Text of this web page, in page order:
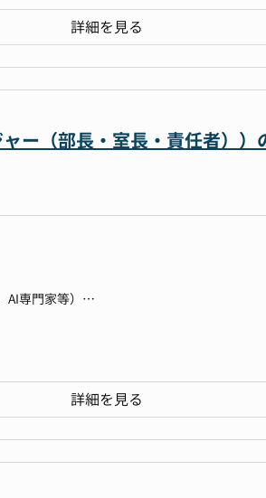
多いため、相談しやすい
価する風土
備に向けた体制強化
ます。
ズです。
きるやりがいのあるポジションです。
わっていただくことも可能で、総合的な人
詳細を見る
ー（部長・室長・責任者））
専門家等）
ト、求人媒体）
詳細を見る